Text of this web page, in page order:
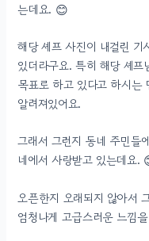
는데요. 😊
해당 셰프 사진이 내걸린 기
있더라구요. 특히 해당 셰프
목표로 하고 있다고 하시는
알려져있어요.
그래서 그런지 동네 주민들
네에서 사랑받고 있는데요.
오픈한지 오래되지 않아서
엄청나게 고급스러운 느낌